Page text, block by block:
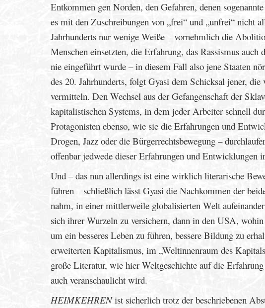
Entkommen gen Norden, den Gefahren, denen
es mit den Zuschreibungen von „frei“ und „unfrei“ nicht
Jahrhunderts nur wenige Weiße – vornehmlich die
Menschen einsetzten, die Erfahrung, das Rassismus
nie eingeführt wurde – in diesem Fall also jene Staaten
des 20. Jahrhunderts, folgt Gyasi dem Schicksal jener,
vermitteln. Den Wechsel aus der Gefangenschaft der
kapitalistischen Systems, in dem jeder Arbeiter schnell
Protagonisten ebenso, wie sie die Erfahrungen und
Drogen, Jazz oder die Bürgerrechtsbewegung –
offenbar jedwede dieser Erfahrungen und Entwicklungen
Und – das nun allerdings ist eine wirklich literarische
führen – schließlich lässt Gyasi die Nachkommen der
nahm, in einer mittlerweile globalisierten Welt
sich ihrer Wurzeln zu versichern, dann in den USA,
um ein besseres Leben zu führen, bessere Bildung zu
erweiterten Kapitalismus, im „Weltinnenraum des
große Literatur, wie hier Weltgeschichte auf die
auch veranschaulicht wird.
HEIMKEHRENist sicherlich trotz der beschriebenen